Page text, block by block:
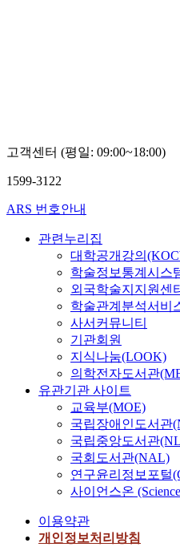
고객센터 (평일: 09:00~18:00)
1599-3122
ARS 번호안내
관련누리집
대학공개강의
학술정보통계시스
외국학술지지원센
학술관계분석서비
사서커뮤니티
기관회원
지식나눔(LOOK)
의학전자도서관
유관기관 사이트
교육부(MOE)
국립장애인도서관
국립중앙도서관
국회도서관(NAL)
연구윤리정보포털
사이언스온
이용약관
개인정보처리방침